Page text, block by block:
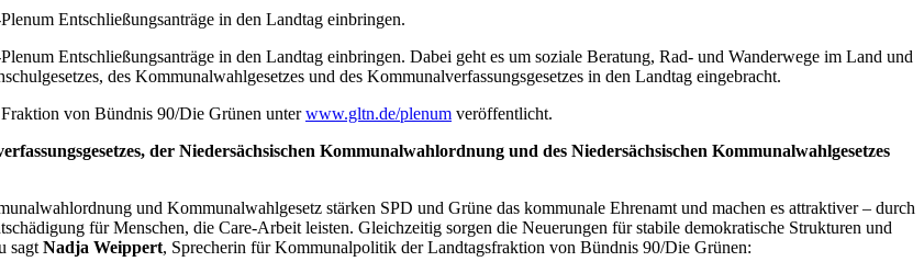
Entschließungsanträge in den Landtag einbringen.
Entschließungsanträge in den Landtag einbringen. Dabei geht es um soziale Beratung, Rad- und Wanderwege im Land und
des Kommunalwahlgesetzes und des Kommunalverfassungsgesetzes in den Landtag eingebracht.
von Bündnis 90/Die Grünen unterwww.gltn.de/plenum veröffentlicht.
der Niedersächsischen Kommunalwahlordnung und des Niedersächsischen Kommunalwahlgesetzes
und Kommunalwahlgesetz stärken SPD und Grüne das kommunale Ehrenamt und machen es attraktiver – durch
für Menschen, die Care-Arbeit leisten. Gleichzeitig sorgen die Neuerungen für stabile demokratische Strukturen und
sagt Nadja Weippert, Sprecherin für Kommunalpolitik der Landtagsfraktion von Bündnis 90/Die Grünen: